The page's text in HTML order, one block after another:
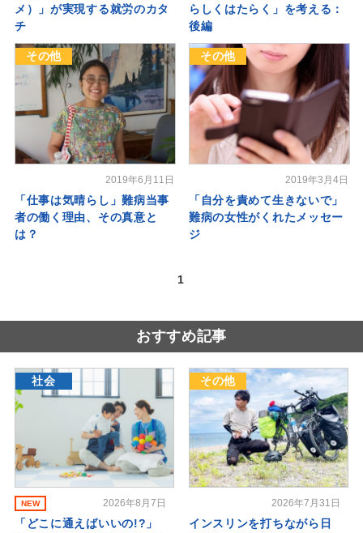
メ）」が実現する就労のカタ
チ
らしくはたらく」を考える：
後編
その他
2019年6月11日
「仕事は気晴らし」難病当事
者の働く理由、その真意と
は？
その他
2019年3月4日
「自分を責めて生きないで」
難病の女性がくれたメッセー
ジ
1
おすすめ記事
社会
NEW 2026年8月7日
「どこに通えばいいの!?」
その他
2026年7月31日
インスリンを打ちながら日